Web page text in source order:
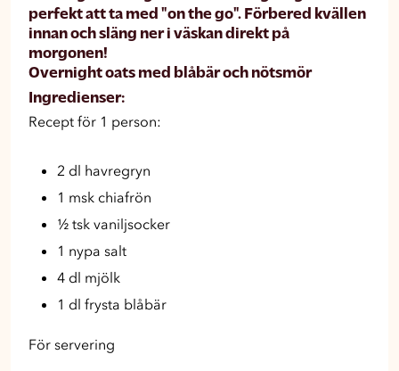
perfekt att ta med "on the go". Förbered kvällen
innan och släng ner i väskan direkt på
morgonen!
Overnight oats med blåbär och nötsmör
Ingredienser:
Recept för 1 person:
2 dl havregryn
1 msk chiafrön
½ tsk vaniljsocker
1 nypa salt
4 dl mjölk
1 dl frysta blåbär
För servering